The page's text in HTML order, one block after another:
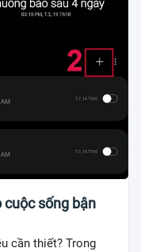
cuộc sống bận
cần thiết? Trong